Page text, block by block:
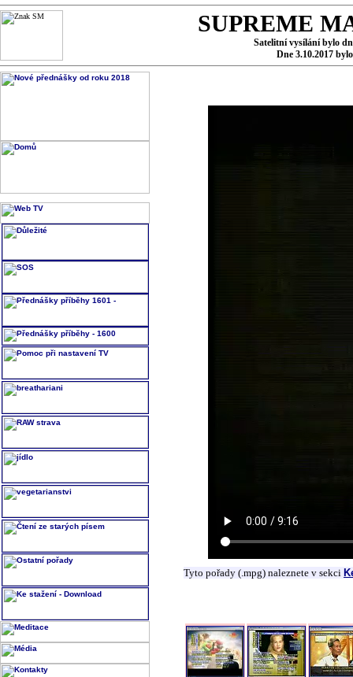
SUPREME
Satelitní vysílání bylo
Dne 3.10.2017
Tyto pořady (.mpg) naleznete v sekci